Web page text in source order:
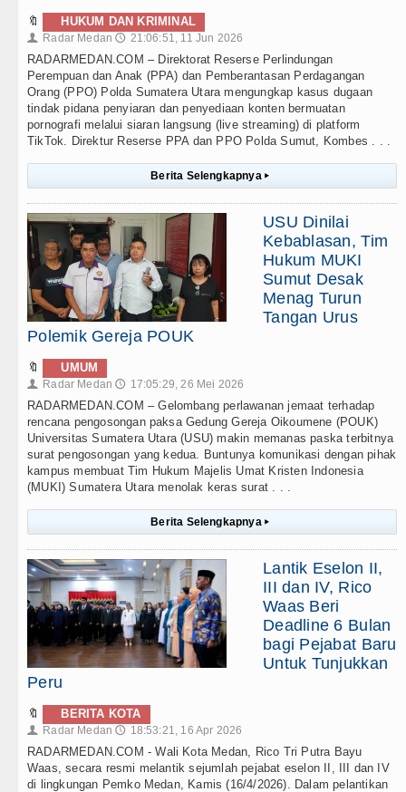
🔖 HUKUM DAN KRIMINAL
👤 Radar Medan 🕔 21:06:51, 11 Jun 2026
RADARMEDAN.COM – Direktorat Reserse Perlindungan
Perempuan dan Anak (PPA) dan Pemberantasan Perdagangan
Orang (PPO) Polda Sumatera Utara mengungkap kasus dugaan
tindak pidana penyiaran dan penyediaan konten bermuatan
pornografi melalui siaran langsung (live streaming) di platform
TikTok. Direktur Reserse PPA dan PPO Polda Sumut, Kombes . . .
Berita Selengkapnya ▸
USU Dinilai
Kebablasan, Tim
Hukum MUKI
Sumut Desak
Menag Turun
Tangan Urus
Polemik Gereja POUK
🔖 UMUM
👤 Radar Medan 🕔 17:05:29, 26 Mei 2026
RADARMEDAN.COM – Gelombang perlawanan jemaat terhadap
rencana pengosongan paksa Gedung Gereja Oikoumene (POUK)
Universitas Sumatera Utara (USU) makin memanas paska terbitnya
surat pengosongan yang kedua. Buntunya komunikasi dengan pihak
kampus membuat Tim Hukum Majelis Umat Kristen Indonesia
(MUKI) Sumatera Utara menolak keras surat . . .
Berita Selengkapnya ▸
Lantik Eselon II,
III dan IV, Rico
Waas Beri
Deadline 6 Bulan
bagi Pejabat Baru
Untuk Tunjukkan
Peru
🔖 BERITA KOTA
👤 Radar Medan 🕔 18:53:21, 16 Apr 2026
RADARMEDAN.COM - Wali Kota Medan, Rico Tri Putra Bayu
Waas, secara resmi melantik sejumlah pejabat eselon II, III dan IV
di lingkungan Pemko Medan, Kamis (16/4/2026). Dalam pelantikan